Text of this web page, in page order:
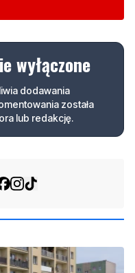
wyłączone
dodawania
lub redakcję.